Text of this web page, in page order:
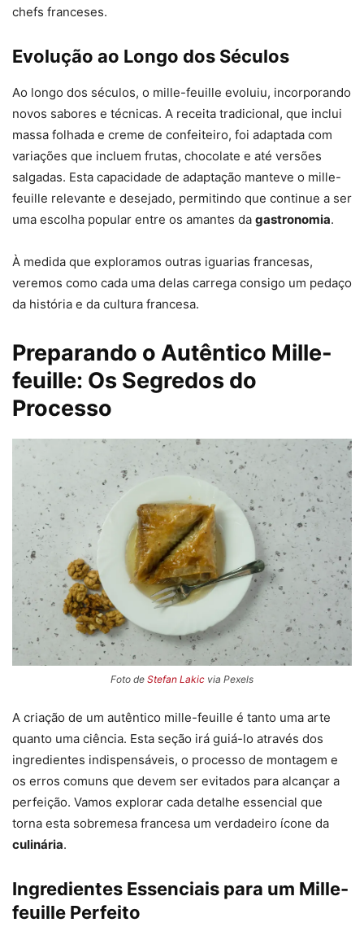
chefs franceses.
Evolução ao Longo dos Séculos
Ao longo dos séculos, o mille-feuille evoluiu, incorporando
novos sabores e técnicas. A receita tradicional, que inclui
massa folhada e creme de confeiteiro, foi adaptada com
variações que incluem frutas, chocolate e até versões
salgadas. Esta capacidade de adaptação manteve o mille-
feuille relevante e desejado, permitindo que continue a ser
uma escolha popular entre os amantes da gastronomia.
À medida que exploramos outras iguarias francesas,
veremos como cada uma delas carrega consigo um pedaço
da história e da cultura francesa.
Preparando o Autêntico Mille-
feuille: Os Segredos do
Processo
Foto de Stefan Lakic via Pexels
A criação de um autêntico mille-feuille é tanto uma arte
quanto uma ciência. Esta seção irá guiá-lo através dos
ingredientes indispensáveis, o processo de montagem e
os erros comuns que devem ser evitados para alcançar a
perfeição. Vamos explorar cada detalhe essencial que
torna esta sobremesa francesa um verdadeiro ícone da
culinária.
Ingredientes Essenciais para um Mille-
feuille Perfeito